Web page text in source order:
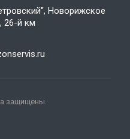
Новорижское
26-й км
защищены.